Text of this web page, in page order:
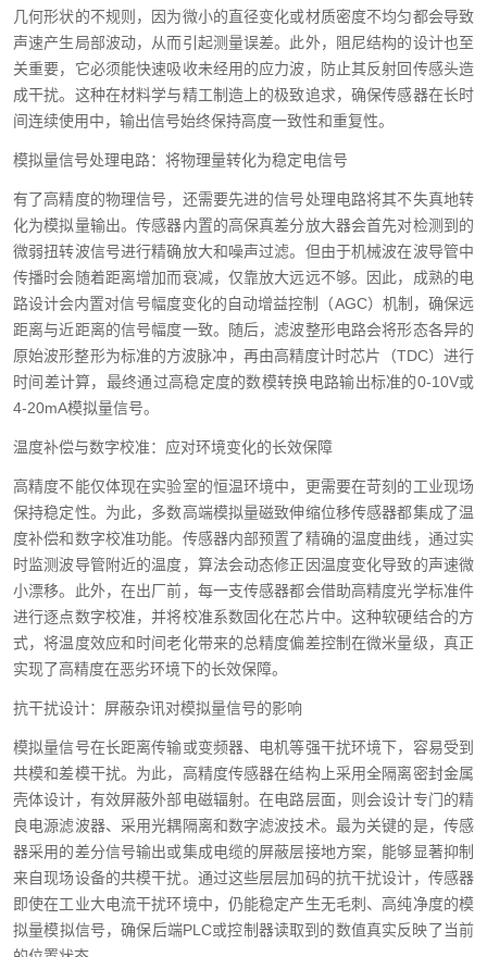
几何形状的不规则，因为微小的直径变化或材质密度不均匀都会导致
声速产生局部波动，从而引起测量误差。此外，阻尼结构的设计也至
关重要，它必须能快速吸收未经用的应力波，防止其反射回传感头造
成干扰。这种在材料学与精工制造上的极致追求，确保传感器在长时
间连续使用中，输出信号始终保持高度一致性和重复性。
模拟量信号处理电路：将物理量转化为稳定电信号
有了高精度的物理信号，还需要先进的信号处理电路将其不失真地转
化为模拟量输出。传感器内置的高保真差分放大器会首先对检测到的
微弱扭转波信号进行精确放大和噪声过滤。但由于机械波在波导管中
传播时会随着距离增加而衰减，仅靠放大远远不够。因此，成熟的电
路设计会内置对信号幅度变化的自动增益控制（AGC）机制，确保远
距离与近距离的信号幅度一致。随后，滤波整形电路会将形态各异的
原始波形整形为标准的方波脉冲，再由高精度计时芯片（TDC）进行
时间差计算，最终通过高稳定度的数模转换电路输出标准的0-10V或
4-20mA模拟量信号。
温度补偿与数字校准：应对环境变化的长效保障
高精度不能仅体现在实验室的恒温环境中，更需要在苛刻的工业现场
保持稳定性。为此，多数高端模拟量磁致伸缩位移传感器都集成了温
度补偿和数字校准功能。传感器内部预置了精确的温度曲线，通过实
时监测波导管附近的温度，算法会动态修正因温度变化导致的声速微
小漂移。此外，在出厂前，每一支传感器都会借助高精度光学标准件
进行逐点数字校准，并将校准系数固化在芯片中。这种软硬结合的方
式，将温度效应和时间老化带来的总精度偏差控制在微米量级，真正
实现了高精度在恶劣环境下的长效保障。
抗干扰设计：屏蔽杂讯对模拟量信号的影响
模拟量信号在长距离传输或变频器、电机等强干扰环境下，容易受到
共模和差模干扰。为此，高精度传感器在结构上采用全隔离密封金属
壳体设计，有效屏蔽外部电磁辐射。在电路层面，则会设计专门的精
良电源滤波器、采用光耦隔离和数字滤波技术。最为关键的是，传感
器采用的差分信号输出或集成电缆的屏蔽层接地方案，能够显著抑制
来自现场设备的共模干扰。通过这些层层加码的抗干扰设计，传感器
即使在工业大电流干扰环境中，仍能稳定产生无毛刺、高纯净度的模
拟量模拟信号，确保后端PLC或控制器读取到的数值真实反映了当前